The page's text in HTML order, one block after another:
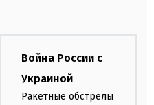
Война России с
Украиной
Ракетные обстрелы